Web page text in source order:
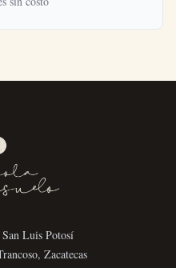
Luis Potosí
Zacatecas